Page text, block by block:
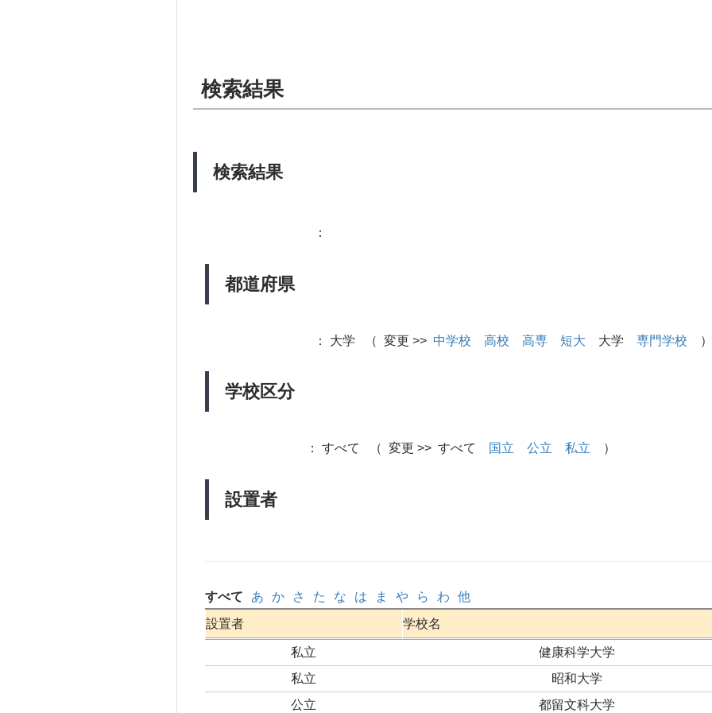
検索結果
検索結果
都道府県
：
学校区分
： 大学 （ 変更 >> 中学校 高校 高専 短大 大学 専門学校 ）
設置者
： すべて （ 変更 >> すべて 国立 公立 私立 ）
すべて あ か さ た な は ま や ら わ
他
設置者
学校名
私立
健康科学大学
私立
昭和大学
公立
都留文科大学